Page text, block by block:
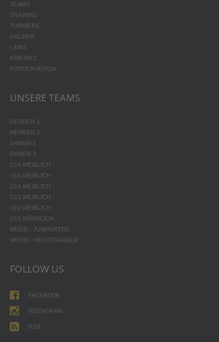
TEAMS
TRAINING
TURNIERE
GALERIE
LINKS
KONTAKT
FÖRDERVEREIN
UNSERE TEAMS
HERREN 1
HERREN 2
DAMEN 1
DAMEN 2
U18 WEIBLICH
U16 WEIBLICH
U14 WEIBLICH
U13 WEIBLICH
U12 WEIBLICH
U15 MÄNNLICH
MIXED - JUMPERTOS
MIXED - HECHTBAGGER
FOLLOW US
FACEBOOK
INSTAGRAM
RSS